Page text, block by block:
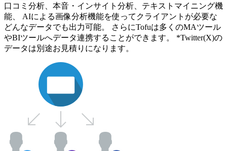
口コミ分析、本音・インサイト分析、テキストマイニング機
能、 AIによる画像分析機能を使ってクライアントが必要な
どんなデータでも出力可能。 さらにTofuは多くのMAツール
やBIツールへデータ連携することができます。 *Twitter(X)の
データは別途お見積りになります。